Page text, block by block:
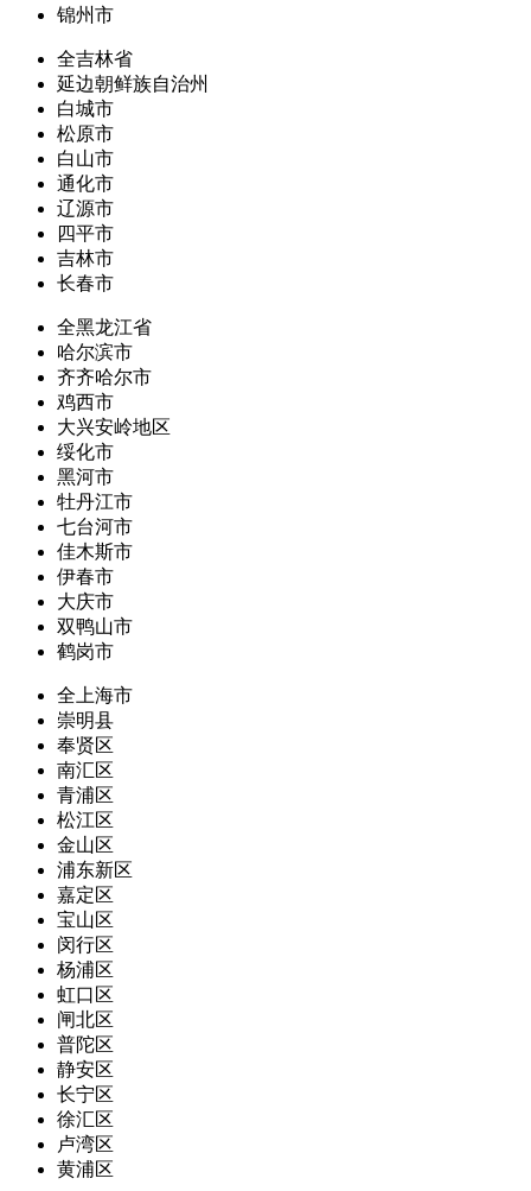
锦州市
全吉林省
延边朝鲜族自治州
白城市
松原市
白山市
通化市
辽源市
四平市
吉林市
长春市
全黑龙江省
哈尔滨市
齐齐哈尔市
鸡西市
大兴安岭地区
绥化市
黑河市
牡丹江市
七台河市
佳木斯市
伊春市
大庆市
双鸭山市
鹤岗市
全上海市
崇明县
奉贤区
南汇区
青浦区
松江区
金山区
浦东新区
嘉定区
宝山区
闵行区
杨浦区
虹口区
闸北区
普陀区
静安区
长宁区
徐汇区
卢湾区
黄浦区